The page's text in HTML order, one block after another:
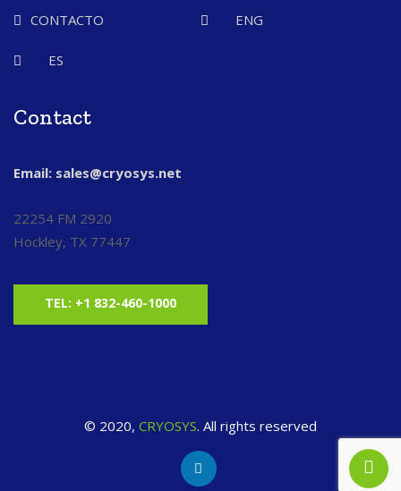
CONTACTO ENG
ES
Contact
Email: sales@cryosys.net
22254 FM 2920
Hockley, TX 77447
TEL: +1 832-460-1000
© 2020, CRYOSYS. All rights reserved